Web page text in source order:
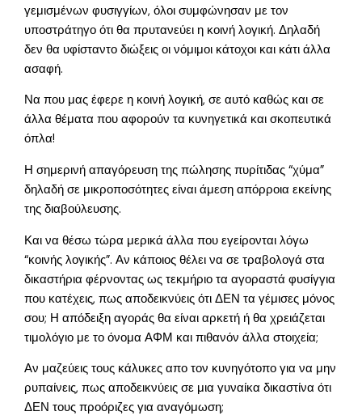
γεμισμένων φυσιγγίων, όλοι συμφώνησαν με τον
υποστράτηγο ότι θα πρυτανεύει η κοινή λογική. Δηλαδή
δεν θα υφίσταντο διώξεις οι νόμιμοι κάτοχοι και κάτι άλλα
ασαφή.
Να που μας έφερε η κοινή λογική, σε αυτό καθώς και σε
άλλα θέματα που αφορούν τα κυνηγετικά και σκοπευτικά
όπλα!
Η σημερινή απαγόρευση της πώλησης πυρίτιδας “χύμα”
δηλαδή σε μικροποσότητες είναι άμεση απόρροια εκείνης
της διαβούλευσης.
Και να θέσω τώρα μερικά άλλα που εγείρονται λόγω
“κοινής λογικής”. Αν κάποιος θέλει να σε τραβολογά στα
δικαστήρια φέρνοντας ως τεκμήριο τα αγοραστά φυσίγγια
που κατέχεις, πως αποδεικνύεις ότι ΔΕΝ τα γέμισες μόνος
σου; Η απόδειξη αγοράς θα είναι αρκετή ή θα χρειάζεται
τιμολόγιο με το όνομα ΑΦΜ και πιθανόν άλλα στοιχεία;
Αν μαζεύεις τους κάλυκες απο τον κυνηγότοπο για να μην
ρυπαίνεις, πως αποδεικνύεις σε μια γυναίκα δικαστίνα ότι
ΔΕΝ τους προόριζες για αναγόμωση;